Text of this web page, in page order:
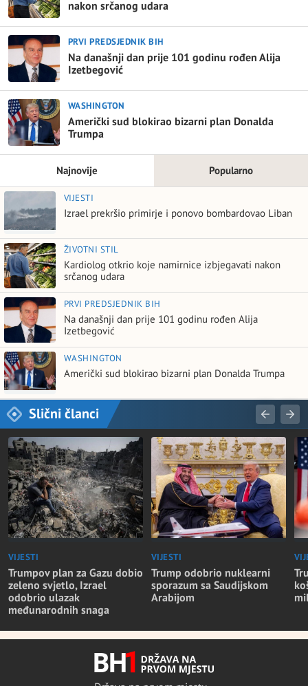
nakon srčanog udara
PRVI PREDSJEDNIK BIH
Na današnji dan prije 101 godinu rođen Alija
Izetbegović
WASHINGTON
Američki sud blokirao bizarni plan Donalda
Trumpa
Najnovije Popularno
VIJESTI
Izrael prekršio primirje i ponovo bombardovao Liban
ŽIVOTNI STIL
Kardiolog otkrio koje namirnice izbjegavati nakon
srčanog udara
PRVI PREDSJEDNIK BIH
Na današnji dan prije 101 godinu rođen Alija
Izetbegović
WASHINGTON
Američki sud blokirao bizarni plan Donalda Trumpa
Slični članci
VIJESTI
Trumpov plan za Gazu dobio
zeleno svjetlo, Izrael
odobrio ulazak
međunarodnih snaga
VIJESTI
Trump odobrio nuklearni
sporazum sa Saudijskom
Arabijom